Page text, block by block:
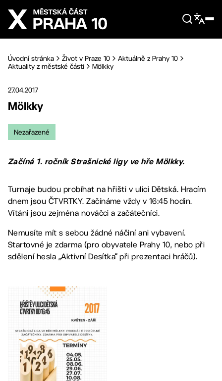
Přejít na hlavní obsah
Úvodní stránka Život v Praze 10
Aktuálně z Prahy 10
Aktuality z městské části
Mölkky
27.04.2017
Mölkky
Nezařazené
Začíná 1. ročník Strašnické ligy ve hře Mölkky.
Turnaje budou probíhat na hřišti v ulici Dětská. Hracím
dnem jsou ČTVRTKY. Začínáme vždy v 16:45 hodin.
Vítáni jsou zejména nováčci a začátečníci.
Nemusíte mít s sebou žádné náčiní ani vybavení.
Startovné je zdarma (pro obyvatele Prahy 10, nebo při
sdělení hesla „Aktivní Desítka“ při prezentaci hráčů).